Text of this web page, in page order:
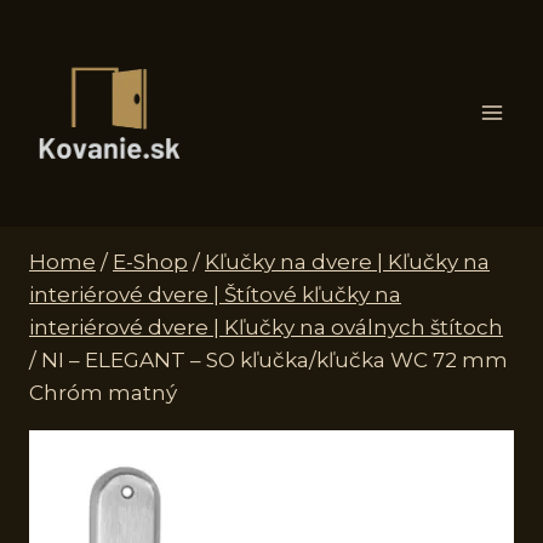
Home / E-Shop / Kľučky na dvere | Kľučky na
interiérové dvere | Štítové kľučky na
interiérové dvere | Kľučky na oválnych štítoch
/ NI – ELEGANT – SO kľučka/kľučka WC 72 mm
Chróm matný